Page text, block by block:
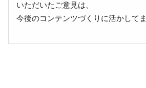
いただいたご意見は、
今後のコンテンツづくりに活かして